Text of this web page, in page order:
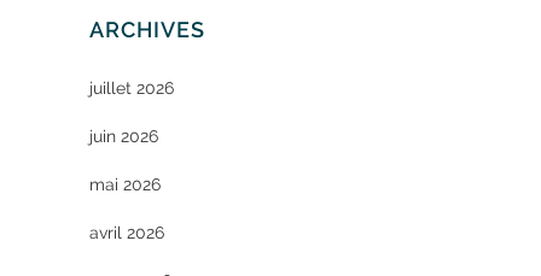
ARCHIVES
juillet 2026
juin 2026
mai 2026
avril 2026